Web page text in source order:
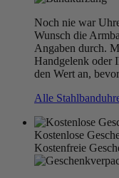
Noch nie war
Wunsch die
Angaben durch.
Handgelenk oder
den Wert an,
Alle
Kostenlose
Kostenfreie